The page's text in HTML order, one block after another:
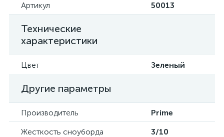
Артикул 50013
Технические
характеристики
Цвет Зеленый
Другие параметры
Производитель
Prime
Жесткость сноуборда
3/10